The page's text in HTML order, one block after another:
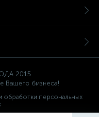
2015
Вашего бизнеса!
персональных